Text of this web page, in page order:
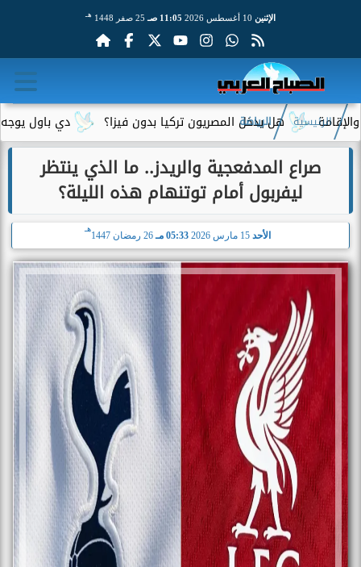
الإثنين 11:05 صـ 25 صفر 1448 هـ
دي باول يوجه رسالة هل يدخل المصريون تركيا بدون فيزا؟
الرئيسية الرياضة
صراع المدفعجية والريدز.. ما الذي ينتظر
ليفربول أمام توتنهام هذه الليلة؟
الأحد 15 مارس 2026 05:33 مـ 26 رمضان 1447
هـ